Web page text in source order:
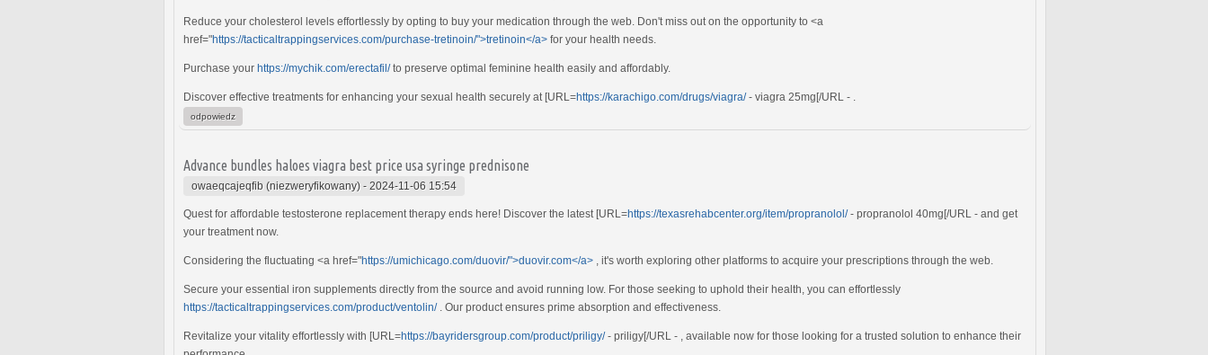
Reduce your cholesterol levels effortlessly by opting to buy your medication through the web. Don't miss out on the opportunity to <a
href="https://tacticaltrappingservices.com/purchase-tretinoin/">tretinoin</a> for your health needs.
Purchase your https://mychik.com/erectafil/to preserve optimal feminine health easily and affordably.
Discover effective treatments for enhancing your sexual health securely at [URL=https://karachigo.com/drugs/viagra/- viagra 25mg[/URL - .
odpowiedz
Advance bundles haloes viagra best price usa syringe prednisone
owaeqcajeqfib (niezweryfikowany) - 2024-11-06 15:54
Quest for affordable testosterone replacement therapy ends here! Discover the latest [URL=https://texasrehabcenter.org/item/propranolol/- propranolol 40mg[/URL - and get
your treatment now.
Considering the fluctuating <a href="https://umichicago.com/duovir/">duovir.com</a> , it's worth exploring other platforms to acquire your prescriptions through the web.
Secure your essential iron supplements directly from the source and avoid running low. For those seeking to uphold their health, you can effortlessly
https://tacticaltrappingservices.com/product/ventolin/. Our product ensures prime absorption and effectiveness.
Revitalize your vitality effortlessly with [URL=https://bayridersgroup.com/product/priligy/- priligy[/URL - , available now for those looking for a trusted solution to enhance their